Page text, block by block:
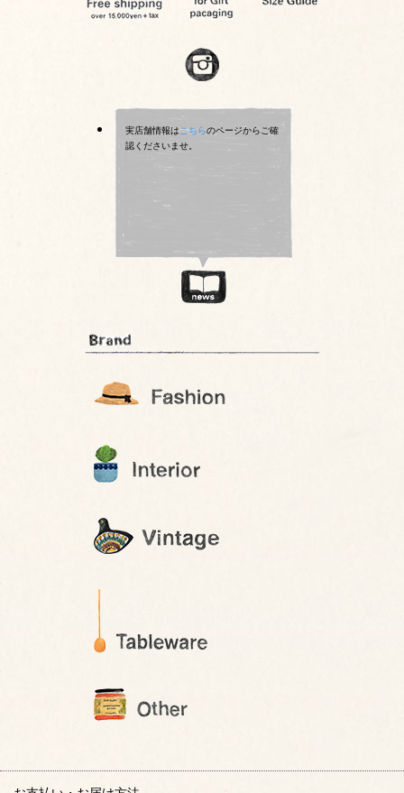
実店舗情報はこちらのページからご確
認くださいませ。